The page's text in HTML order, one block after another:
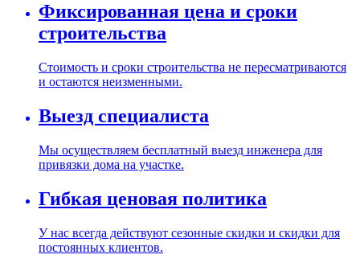
Фиксированная цена и сроки
строительства
Стоимость и сроки строительства не пересматриваются
и остаются неизменными.
Выезд специалиста
Мы осуществляем бесплатный выезд инженера для
привязки дома на участке.
Гибкая ценовая политика
У нас всегда действуют сезонные скидки и скидки для
постоянных клиентов.